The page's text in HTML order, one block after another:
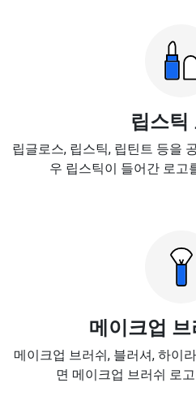
립스틱
립글로스, 립스틱, 립틴트 등을
우 립스틱이 들어간 로고
메이크업
메이크업 브러쉬, 블러셔, 하이
면 메이크업 브러쉬 로